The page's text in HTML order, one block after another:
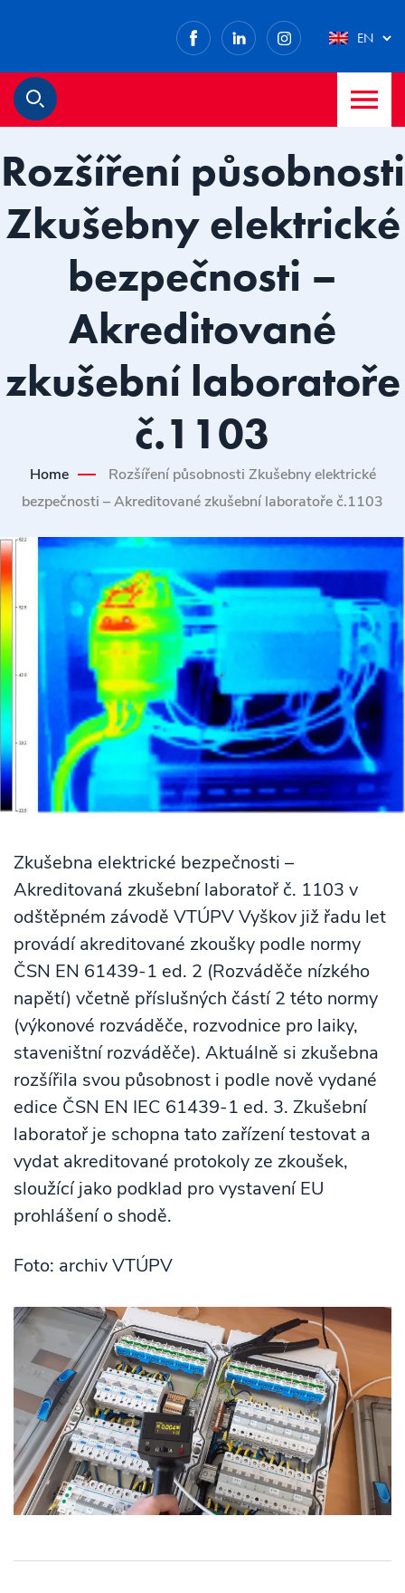
Facebook
LinkedInInstagram
EN
Rozšíření působnosti
Zkušebny elektrické
bezpečnosti –
Akreditované
zkušební laboratoře
č.1103
Home
Rozšíření působnosti Zkušebny elektrické
bezpečnosti – Akreditované zkušební laboratoře č.1103
Zkušebna elektrické bezpečnosti –
Akreditovaná zkušební laboratoř č. 1103 v
odštěpném závodě VTÚPV Vyškov již řadu let
provádí akreditované zkoušky podle normy
ČSN EN 61439-1 ed. 2 (Rozváděče nízkého
napětí) včetně příslušných částí 2 této normy
(výkonové rozváděče, rozvodnice pro laiky,
staveništní rozváděče). Aktuálně si zkušebna
rozšířila svou působnost i podle nově vydané
edice ČSN EN IEC 61439-1 ed. 3. Zkušební
laboratoř je schopna tato zařízení testovat a
vydat akreditované protokoly ze zkoušek,
sloužící jako podklad pro vystavení EU
prohlášení o shodě.
Foto: archiv VTÚPV